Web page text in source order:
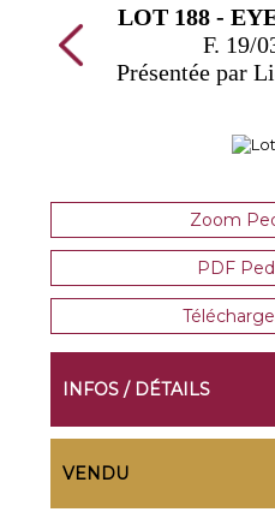
LOT 188 -
F. 19/
Présentée par
Zoom
PDF
INFOS / DÉTAILS
VENDU